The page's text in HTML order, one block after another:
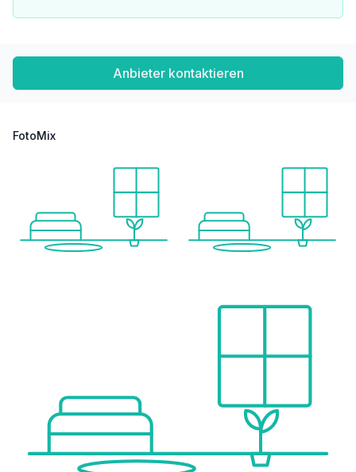
Bäckerei <1.000m
Polizei <1.500m
Straßenbahn <1.000m
Bahnhof <1.500m
Autobahnanschluss <6.000m
Flughafen <6.000m
Anbieter kontaktieren
FotoMix